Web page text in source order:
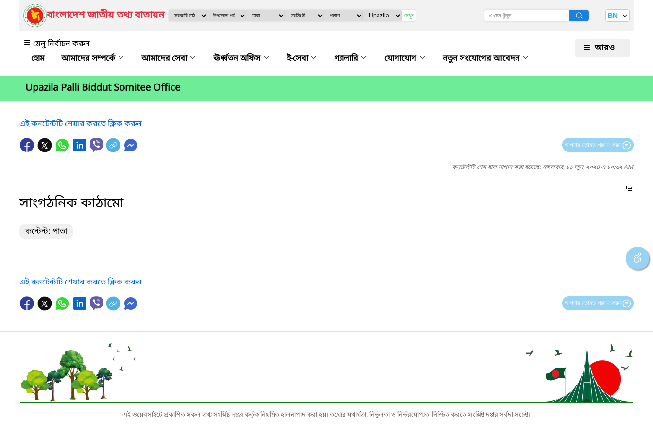
বাংলাদেশ জাতীয় তথ্য বাতায়ন দেখুন BN
মেনু নির্বাচন করুন
আমাদের সম্পর্কে
আমাদের সেবা ঊর্ধ্বতন অফিস ই-সেবা গ্যালারি যোগাযোগ নতুন সংযোগের আবেদন
আরও
Upazila Palli Biddut Somitee Office
এই কনটেন্টটি শেয়ার করতে ক্লিক করুন
আপনার মতামত প্রদান করুন
কনটেন্টটি শেষ হাল-নাগাদ করা হয়েছে: মঙ্গলবার, ১১ জুন, ২০২৪ এ ১০:৫২ AM
সাংগঠনিক কাঠামো
কন্টেন্ট: পাতা
এই কনটেন্টটি শেয়ার করতে ক্লিক করুন
আপনার মতামত প্রদান করুন
এই ওয়েবসাইটে প্রকাশিত সকল তথ্য সংশ্লিষ্ট দপ্তর কর্তৃক নিয়মিত হালনাগাদ করা হয়। তথ্যের যথার্থতা, নির্ভুলতা ও নির্ভরযোগ্যতা নিশ্চিত করতে সংশ্লিষ্ট দপ্তর সর্বদা সচেষ্ট।